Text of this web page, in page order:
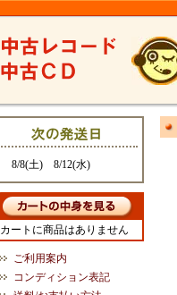
8/8(土) 8/12(水)
カートに商品はありません
ご利用案内
コンディション表記